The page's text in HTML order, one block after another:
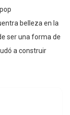
belleza en la
ser una forma de
a construir